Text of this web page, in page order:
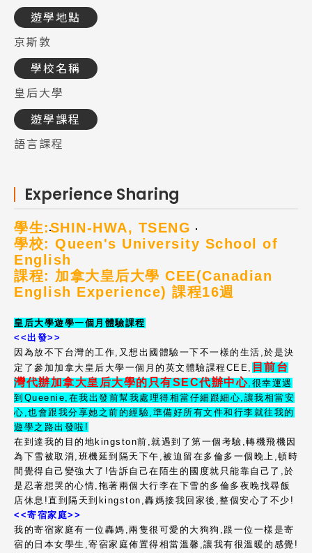
遊學地點
京斯敦
學校名稱
皇后大學
遊學課程
語言課程
Experience Sharing
學生:SHIN-HWA, TSENG
學校: Queen's University School of
English
課程: 加拿大皇后大學 CEE(Canadian
English Experience) 課程16週
皇后大學遊學一個月體驗課程
<<出發>>
因為放不下台灣的工作,又想出國體驗一下不一樣的生活,於是決
定了參加加拿大皇后大學一個月的英文體驗課程CEE, 目前台
灣代辦加拿大皇后大學的只有SEC代辦中心,很幸運遇
到Queenie,在我出發前幫我處理得相當仔細跟細心,讓我相當安
心,也會跟我分享她之前的經驗,準備好所有文件和行李就往我的
遊學之路出發啦!
在到達我的目的地kingston前,就遇到了第一個考驗,轉機飛機因
為下雪被取消,班機延到隔天下午,被迫留在多倫多一個晚上,頓時
間覺得自己變強大了!告訴自己在陌生的國度就只能靠自己了,於
是忍著想哭的心情,拖著兩個大行李在下雪的多倫多夜晚找尋飯
店休息!直到隔天到kingston,轟媽接我回家後,整個安心了不少!
<<寄宿家庭>>
我的寄宿家庭有一位轟媽,兩隻很可愛的大狗狗,跟一位一樣是寄
宿的日本女學生,寄宿家庭佈置得相當溫馨,讓我有很溫暖的感覺!